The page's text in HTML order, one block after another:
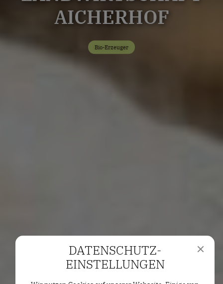
AICHERHOF
Bio-Erzeuger
DATENSCHUTZ­
EINSTELLUNGEN